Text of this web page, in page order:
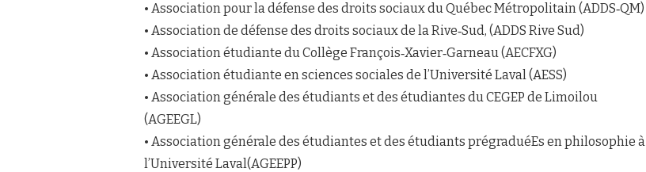
• Association pour la défense des droits sociaux du Québec Métropolitain (ADDS‐QM)
• Association de défense des droits sociaux de la Rive‐Sud, (ADDS Rive Sud)
• Association étudiante du Collège François‐Xavier‐Garneau (AECFXG)
• Association étudiante en sciences sociales de l’Université Laval (AESS)
• Association générale des étudiants et des étudiantes du CEGEP de Limoilou
(AGEEGL)
• Association générale des étudiantes et des étudiants prégraduéEs en philosophie à
l’Université Laval(AGEEPP)